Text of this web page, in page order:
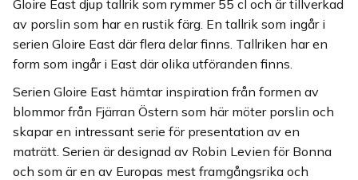
Gloire East djup tallrik som rymmer 55 cl och är tillverkad
av porslin som har en rustik färg. En tallrik som ingår i
serien Gloire East där flera delar finns. Tallriken har en
form som ingår i East där olika utföranden finns.
Serien Gloire East hämtar inspiration från formen av
blommor från Fjärran Östern som här möter porslin och
skapar en intressant serie för presentation av en
maträtt. Serien är designad av Robin Levien för Bonna
och som är en av Europas mest framgångsrika och